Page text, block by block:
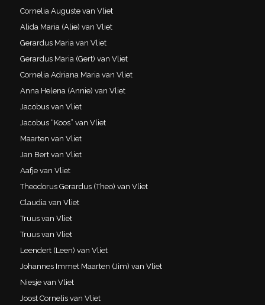
Cornelia Auguste van Vliet
Alida Maria (Alie) van Vliet
Gerardus Maria van Vliet
Gerardus Maria (Gert) van Vliet
Cornelia Adriana Maria van Vliet
Anna Helena (Annie) van Vliet
Jacobus van Vliet
Jacobus “Koos” van Vliet
Maarten van Vliet
Jan Bert van Vliet
Aafje van Vliet
Theodorus Gerardus (Theo) van Vliet
Claudia van Vliet
Truus van Vliet
Truus van Vliet
Leendert (Leen) van Vliet
Johannes Immet Maarten (Jim) van Vliet
Niesje van Vliet
Joost Cornelis van Vliet